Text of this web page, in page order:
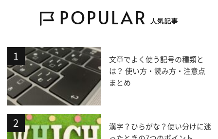
POPULAR 人気記事
文章でよく使う記号の種類と
は？ 使い方・読み方・注意点
まとめ
漢字？ひらがな？使い分けに迷